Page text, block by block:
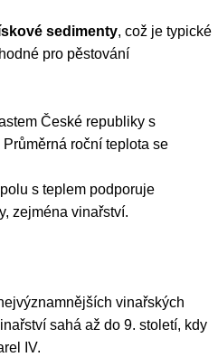
sedimenty, což je typické
pro pěstování
České republiky s
roční teplota se
s teplem podporuje
zejména vinařství.
vinařských
sahá až do 9. století, kdy
IV.